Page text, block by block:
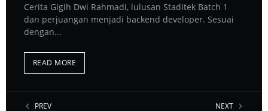
Cerita Gigih Dwi Rahmadi, lulusan Staditek Batch 1
dan perjuangan menjadi backend developer. Sesuai
dengan...
READ MORE
PREV NEXT